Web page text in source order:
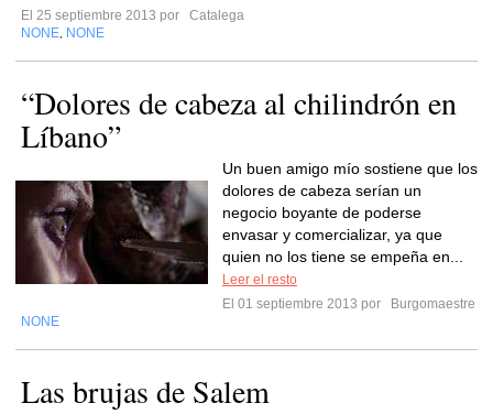
El 25 septiembre 2013 por
Catalega
NONE NONE
“Dolores de cabeza al chilindrón en
Líbano”
Un buen amigo mío sostiene que los
dolores de cabeza serían un
negocio boyante de poderse
envasar y comercializar, ya que
quien no los tiene se empeña en...
Leer el resto
El 01 septiembre 2013 por
Burgomaestre
NONE
Las brujas de Salem